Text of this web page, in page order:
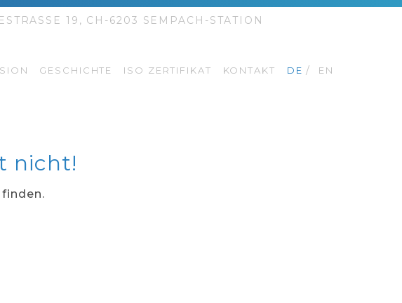
19, CH-6203 SEMPACH-STATION
GESCHICHTE ISO ZERTIFIKAT KONTAKT DE EN
nicht!